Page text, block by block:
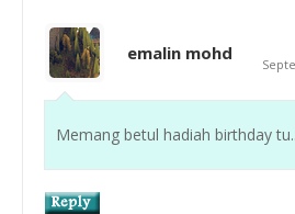
emalin mohd
Memang betul hadiah birthday